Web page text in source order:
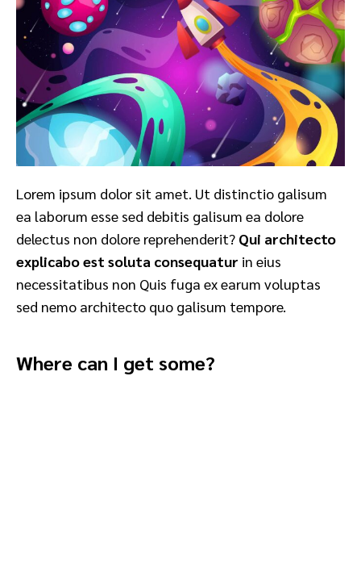
Lorem ipsum dolor sit amet. Ut distinctio galisum
ea laborum esse sed debitis galisum ea dolore
delectus non dolore reprehenderit? Qui architecto
explicabo est soluta consequatur in eius
necessitatibus non Quis fuga ex earum voluptas
sed nemo architecto quo galisum tempore.
Where can I get some?